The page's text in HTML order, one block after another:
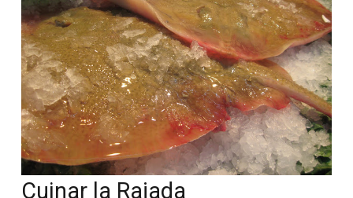
Cuinar la Rajada